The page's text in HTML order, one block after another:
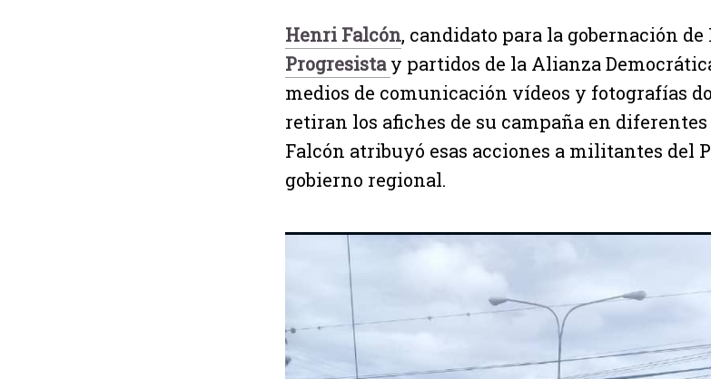
Henri Falcón, candidato para la gobernación de
Progresistay partidos de la Alianza
medios de comunicación vídeos y fotografías
retiran los afiches de su campaña en
Falcón atribuyó esas acciones a militantes del
gobierno regional.